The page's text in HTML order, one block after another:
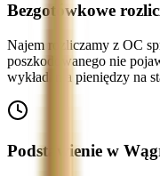
Bezgotówkowe
Najem rozliczamy z OC
poszkodowanego nie
wykładania pieniędzy na
Podstawienie w